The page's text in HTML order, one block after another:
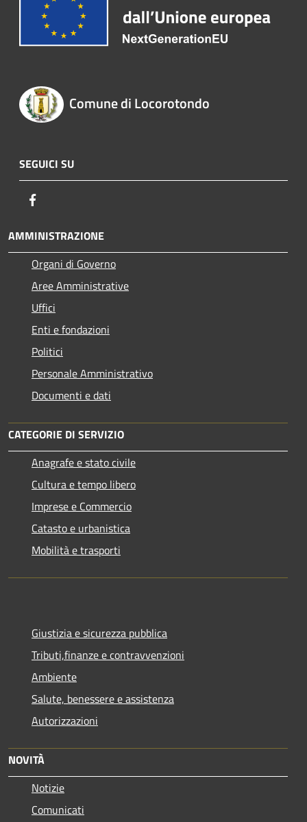
Comune di Locorotondo
SEGUICI SU
AMMINISTRAZIONE
Organi di Governo
Aree Amministrative
Uffici
Enti e fondazioni
Politici
Personale Amministrativo
Documenti e dati
CATEGORIE DI SERVIZIO
Anagrafe e stato civile
Cultura e tempo libero
Imprese e Commercio
Catasto e urbanistica
Mobilità e trasporti
Giustizia e sicurezza pubblica
Tributi,finanze e contravvenzioni
Ambiente
Salute, benessere e assistenza
Autorizzazioni
NOVITÀ
Notizie
Comunicati